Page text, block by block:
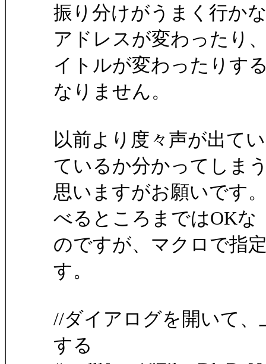
振り分けがうまく行か
アドレスが変わったり
イトルが変わったりす
なりません。
以前より度々声が出て
ているか分かってしま
思いますがお願いです
べるところまではOKな
のですが、マクロで指
す。
//ダイアログを開いて、
する